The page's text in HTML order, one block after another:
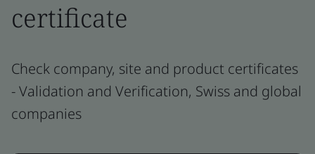
certificate
Check company, site and product certificates
- Validation and Verification, Swiss and global
companies